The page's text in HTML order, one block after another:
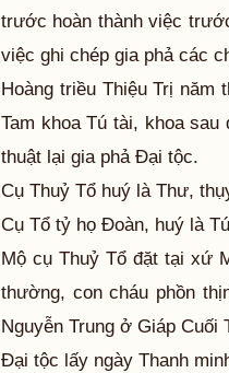
trước hoàn thành việc
việc ghi chép gia phả các
Hoàng triều Thiệu Trị
Tam khoa Tú tài, khoa
thuật lại gia phả Đại tộc.
Cụ Thuỷ Tổ huý là Thư,
Cụ Tổ tỷ họ Đoàn, huý là
Mộ cụ Thuỷ Tổ đặt tại xứ
thường, con cháu phồn
Nguyễn Trung ở Giáp Cuối
Đại tộc lấy ngày Thanh